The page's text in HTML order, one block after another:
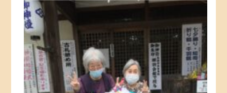
今日の自生園
新型コロナウイルス感染情報
理事長交代
社内研修